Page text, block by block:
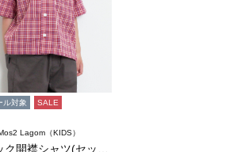
ル対象 SALE
Lagom（KIDS）